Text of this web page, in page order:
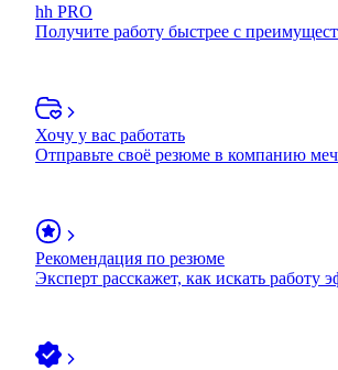
hh PRO
Получите работу быстрее с
Хочу у вас работать
Отправьте своё резюме в компанию
Рекомендация по резюме
Эксперт расскажет, как искать работу